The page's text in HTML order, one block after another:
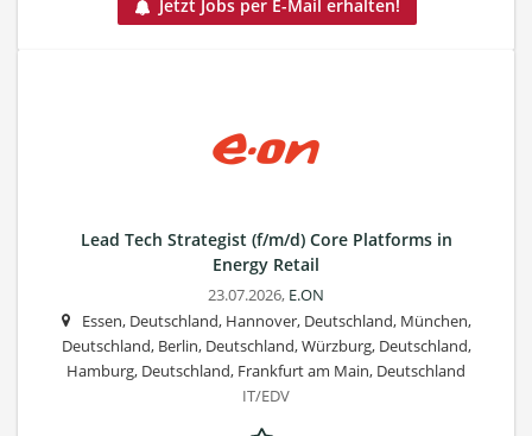
Jetzt Jobs per E-Mail erhalten!
Lead Tech Strategist (f/m/d) Core Platforms in
Energy Retail
23.07.2026, E.ON
Essen, Deutschland, Hannover, Deutschland, München,
Deutschland, Berlin, Deutschland, Würzburg, Deutschland,
Hamburg, Deutschland, Frankfurt am Main, Deutschland
IT/EDV